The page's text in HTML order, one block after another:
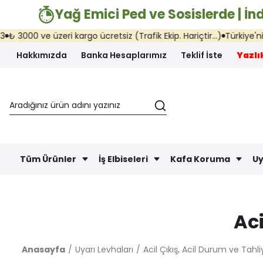
Yağ Emici Ped ve Sosislerde |
kargo ücretsiz (Trafik Ekip. Hariçtir...) Türkiye'nin her
Hakkımızda
Banka Hesaplarımız Teklif İste
Tüm Ürünler İş Elbiseleri Kafa Koruma
Anasayfa Uyarı Levhaları Acil Çıkış, Acil Durum ve